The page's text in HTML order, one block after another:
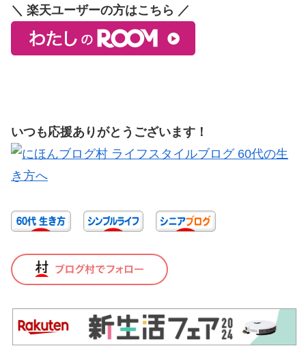
＼ 楽天ユーザーの方はこちら ／
いつも応援ありがとうございます！